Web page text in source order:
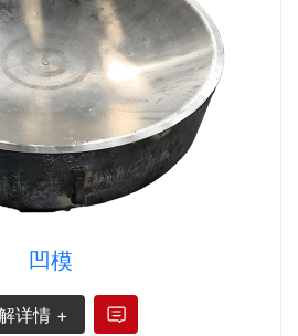
凹模
详情 +